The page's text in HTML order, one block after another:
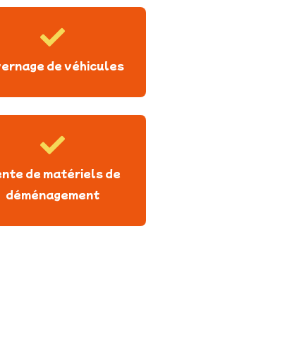
de véhicules
de matériels de
déménagement